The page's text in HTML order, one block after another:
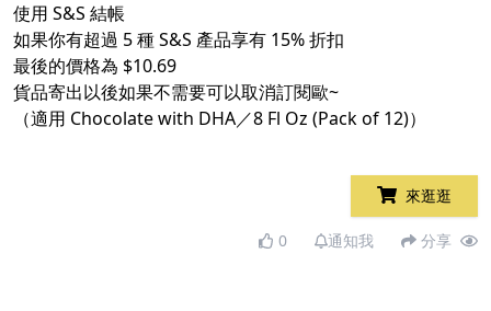
使用 S&S 結帳​
如果你有超過 5 種 S&S 產品享有 15% 折扣​
最後的價格為 $10.69
貨品寄出以後如果不需要可以取消訂閱歐~​
（適用 Chocolate with DHA／8 Fl Oz (Pack of 12)）​
來逛逛
0 通知我 分享